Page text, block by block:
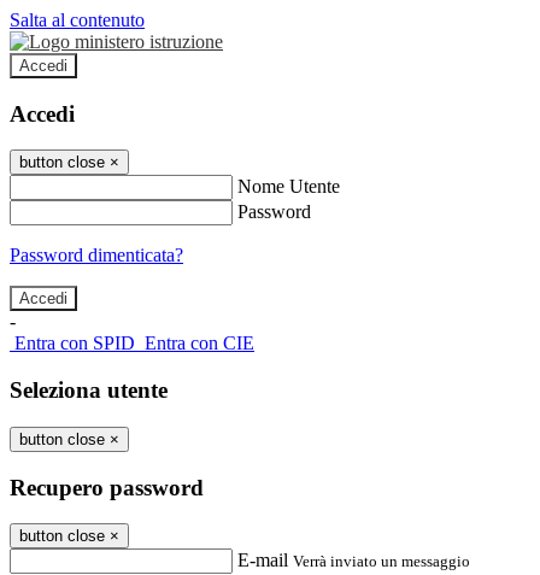
Salta al contenuto
Accedi
Accedi
button close ×
Nome Utente
Password
Password dimenticata?
-
Entra con SPID Entra con CIE
Seleziona utente
button close ×
Recupero password
button close ×
E-mail Verrà inviato un messaggio